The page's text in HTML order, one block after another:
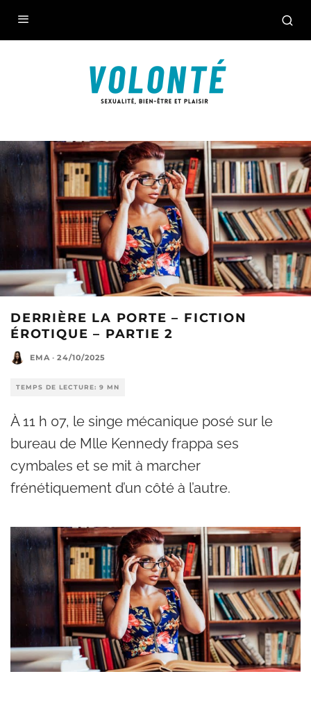
DERRIÈRE LA PORTE – FICTION
ÉROTIQUE – PARTIE 2
EMA · 24/10/2025
TEMPS DE LECTURE: 9 MN
À 11 h 07, le singe mécanique posé sur le
bureau de Mlle Kennedy frappa ses
cymbales et se mit à marcher
frénétiquement d’un côté à l’autre.